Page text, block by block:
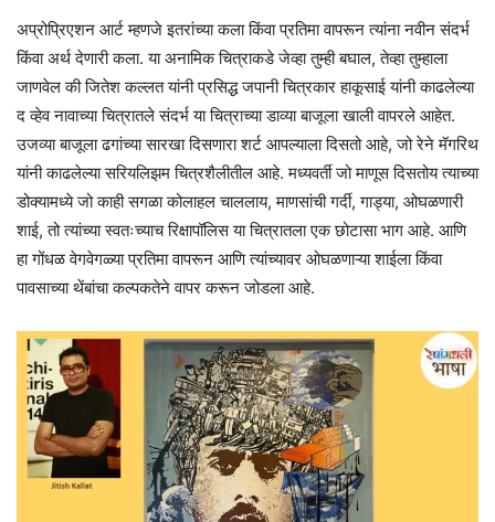
अप्रोप्रिएशन आर्ट म्हणजे इतरांच्या कला किंवा प्रतिमा वापरून त्यांना नवीन संदर्भ
किंवा अर्थ देणारी कला. या अनामिक चित्राकडे जेव्हा तुम्ही बघाल, तेव्हा तुम्हाला
जाणवेल की जितेश कल्लत यांनी प्रसिद्ध जपानी चित्रकार हाकूसाई यांनी काढलेल्या
द व्हेव नावाच्या चित्रातले संदर्भ या चित्राच्या डाव्या बाजूला खाली वापरले आहेत.
उजव्या बाजूला ढगांच्या सारखा दिसणारा शर्ट आपल्याला दिसतो आहे, जो रेने मॅगरिथ
यांनी काढलेल्या सरियलिझम चित्रशैलीतील आहे. मध्यवर्ती जो माणूस दिसतोय त्याच्या
डोक्यामध्ये जो काही सगळा कोलाहल चाललाय, माणसांची गर्दी, गाड्या, ओघळणारी
शाई, तो त्यांच्या स्वतःच्याच रिक्षापॉलिस या चित्रातला एक छोटासा भाग आहे. आणि
हा गोंधळ वेगवेगळ्या प्रतिमा वापरून आणि त्यांच्यावर ओघळणाऱ्या शाईला किंवा
पावसाच्या थेंबांचा कल्पकतेने वापर करून जोडला आहे.